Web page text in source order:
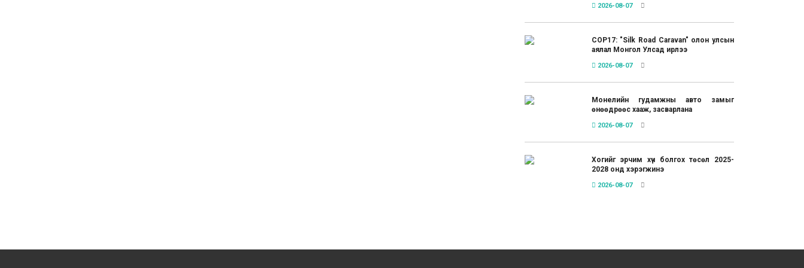
2026-08-07
COP17: "Silk Road Caravan" олон улсын
аялал Монгол Улсад ирлээ
2026-08-07
Монелийн гудамжны авто замыг
өнөөдрөөс хааж, засварлана
2026-08-07
Хогийг эрчим хүч болгох төсөл 2025-
2028 онд хэрэгжинэ
2026-08-07